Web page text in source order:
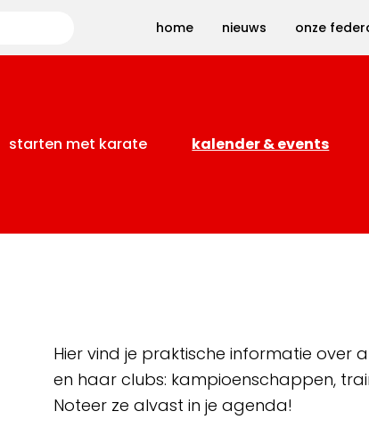
home nieuws onze
starten met karate kalender & events
Hier vind je praktische informatie over
en haar clubs: kampioenschappen,
Noteer ze alvast in je agenda!